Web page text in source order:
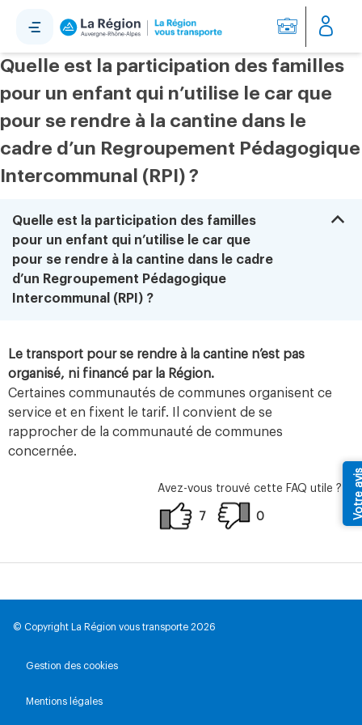
Quelle est la participation des familles
pour un enfant qui n’utilise le car que
pour se rendre à la cantine dans le
cadre d’un Regroupement Pédagogique
Intercommunal (RPI) ?
B
Quelle est la participation des familles
pour un enfant qui n’utilise le car que
pour se rendre à la cantine dans le cadre
d’un Regroupement Pédagogique
Intercommunal (RPI) ?
Le transport pour se rendre à la cantine n’est pas
organisé, ni financé par la Région.
Certaines communautés de communes organisent ce
service et en fixent le tarif. Il convient de se
rapprocher de la communauté de communes
concernée.
Avez-vous trouvé cette FAQ utile ?
7 0
© Copyright La Région vous transporte 2026
Gestion des cookies
Mentions légales